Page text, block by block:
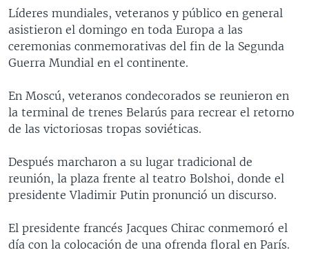
navegador
principal
Salte
VOA VERIFICA INMIGRACIÓN
VOA VERIFICA AMÉRICA LATINA
ARGENTINA
BOLIVIA
COLOMBIA
CHILE
PERÚ
VENEZUELA
BRASIL
CHINA EN AMÉRICA LATINA
CENTROAMÉRICA
COSTA RICA
EL SALVADOR
GUATEMALA
NICARAGUA
OTRAS SECCIONES
INMIGRACIÓN
LIBERTAD DE PRENSA
ECONOMÍA
ENTRETENIMIENTO Y CULTURA
DEPORTES
ESPECIALES DE LA VOA
LIBERTAD DE PRENSA
MULTIMEDIA
VIDEOS
AUDIOS
PROGRAMAS TV
FORO INTERAMERICANO
AVANCE INFORMATIVO
DIRECT
Líderes mundiales, veteranos y público en general
asistieron el domingo en toda Europa a las
ceremonias conmemorativas del fin de la Segunda
Guerra Mundial en el continente.
En Moscú, veteranos condecorados se reunieron en
la terminal de trenes Belarús para recrear el retorno
de las victoriosas tropas soviéticas.
Después marcharon a su lugar tradicional de
reunión, la plaza frente al teatro Bolshoi, donde el
presidente Vladimir Putin pronunció un discurso.
El presidente francés Jacques Chirac conmemoró el
día con la colocación de una ofrenda floral en París.